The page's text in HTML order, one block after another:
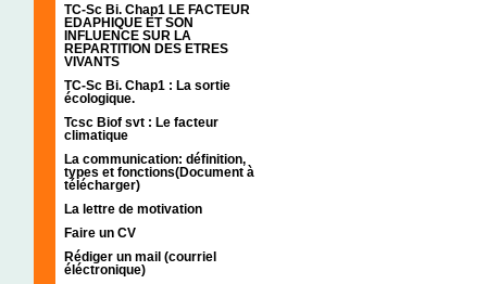
TC-Sc Bi. Chap1 LE FACTEUR
EDAPHIQUE ET SON
INFLUENCE SUR LA
REPARTITION DES ETRES
VIVANTS
TC-Sc Bi. Chap1 : La sortie
écologique.
Tcsc Biof svt : Le facteur
climatique
La communication: définition,
types et fonctions(Document à
télécharger)
La lettre de motivation
Faire un CV
Rédiger un mail (courriel
éléctronique)